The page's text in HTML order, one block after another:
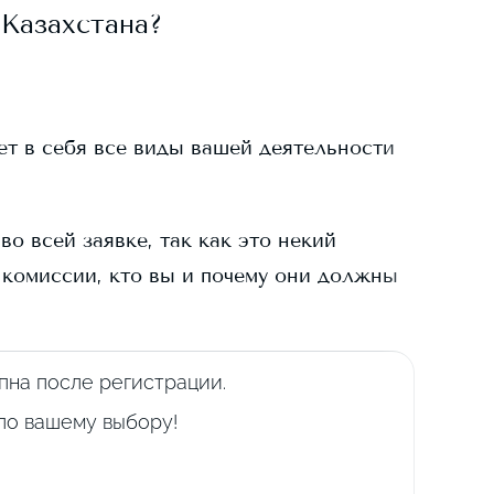
в себя все виды вашей деятельности
всей заявке, так как это некий
кто вы и почему они должны
после регистрации.
вашему выбору!